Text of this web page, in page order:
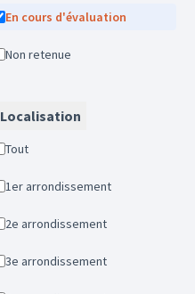
En cours d'évaluation
Non retenue
Localisation
Tout
1er arrondissement
2e arrondissement
3e arrondissement